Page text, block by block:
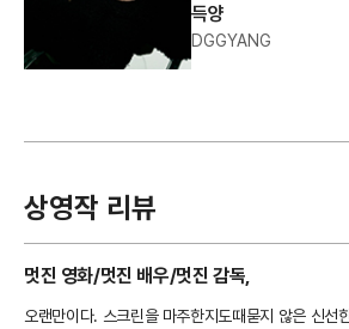
득양
DGGYANG
상영작 리뷰
멋진 영화/멋진 배우/멋진 감독,
오랜만이다. 스크린을 마주한지도때묻지 않은 신선